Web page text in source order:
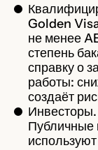
Golden
не менее
степень
справку о
работы:
создаёт
Инвесторы.
Публичные